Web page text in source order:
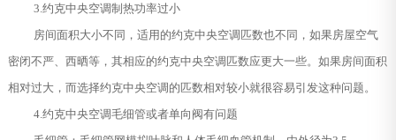
3.约克中央空调制热功率过小
房间面积大小不同，适用的约克中央空调匹数也不同，如果房屋空气
密闭不严、西晒等，其相应的约克中央空调匹数应更大一些。如果房间面积
相对过大，而选择约克中央空调的匹数相对较小就很容易引发这种问题。
4.约克中央空调毛细管或者单向阀有问题